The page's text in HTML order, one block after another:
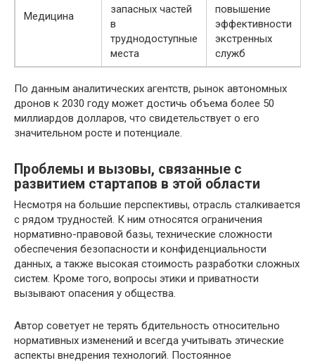
Медицина
запасных частей
в
труднодоступные
места
повышение
эффективности
экстренных
служб
По данным аналитических агентств, рынок автономных
дронов к 2030 году может достичь объема более 50
миллиардов долларов, что свидетельствует о его
значительном росте и потенциале.
Проблемы и вызовы, связанные с
развитием стартапов в этой области
Несмотря на большие перспективы, отрасль сталкивается
с рядом трудностей. К ним относятся ограничения
нормативно-правовой базы, технические сложности
обеспечения безопасности и конфиденциальности
данных, а также высокая стоимость разработки сложных
систем. Кроме того, вопросы этики и приватности
вызывают опасения у общества.
Автор советует не терять бдительность относительно
нормативных изменений и всегда учитывать этические
аспекты внедрения технологий. Постоянное